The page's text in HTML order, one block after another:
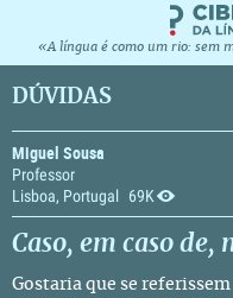
«A língua é como um rio: sem
DÚVIDAS
Miguel Sousa
Professor
Lisboa, Portugal
69K
Caso, em caso de,
Gostaria que se